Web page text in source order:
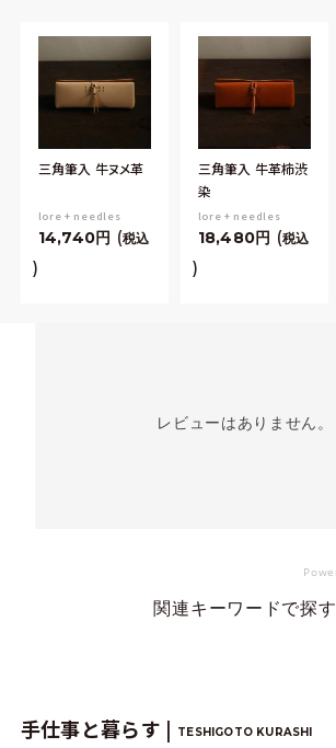
三角筆入 牛ヌメ革
lore + needles
14,740 税込
三角筆入 牛革柿渋
染
lore + needles
18,480 税込
レビューはありません。
関連キーワードで探す
手仕事と暮らす | TESHIGOTO KURASHI